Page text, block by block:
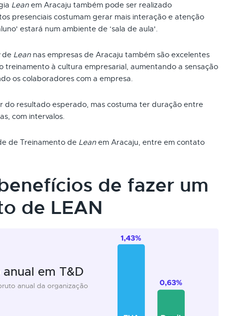
Lean em Aracaju também pode ser realizado
presenciais costumam gerar mais interação e atenção
estará num ambiente de ‘sala de aula'.
de Lean nas empresas de Aracaju também são excelentes
treinamento à cultura empresarial, aumentando a sensação
os colaboradores com a empresa.
do resultado esperado, mas costuma ter duração entre
com intervalos.
de Treinamento de Lean em Aracaju, entre em contato
de fazer um
de LEAN
em T&D
anual da organização